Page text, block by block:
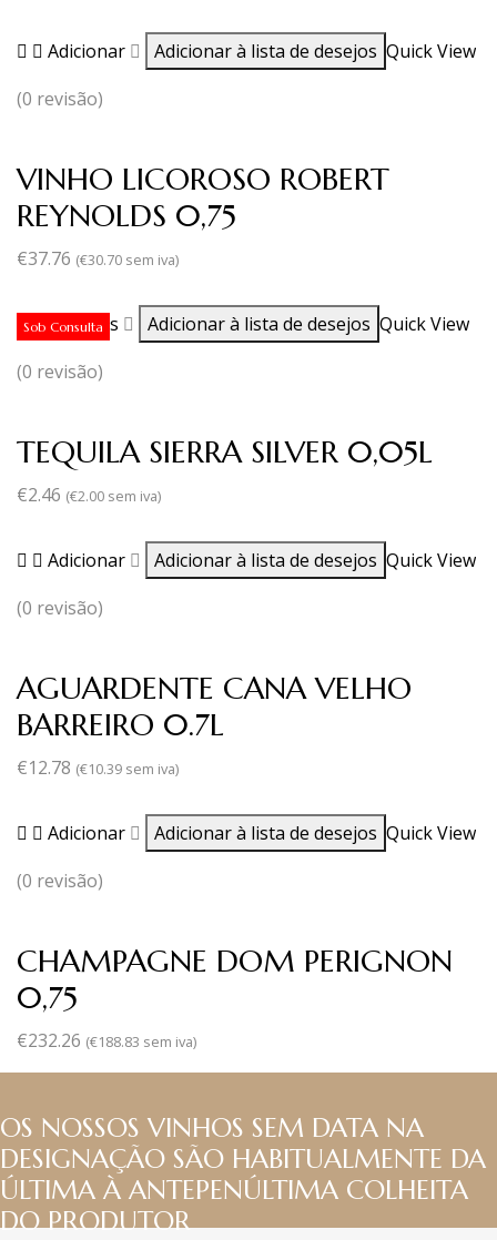
Adicionar Adicionar à lista de desejos Quick View
(0 revisão)
VINHO LICOROSO ROBERT
REYNOLDS 0,75
€37.76 (€30.70 sem iva)
Sob Consulta
Ler mais Adicionar à lista de desejos Quick View
(0 revisão)
TEQUILA SIERRA SILVER 0,05L
€2.46 (€2.00 sem iva)
Adicionar Adicionar à lista de desejos Quick View
(0 revisão)
AGUARDENTE CANA VELHO
BARREIRO 0.7L
€12.78 (€10.39 sem iva)
Adicionar Adicionar à lista de desejos Quick View
(0 revisão)
CHAMPAGNE DOM PERIGNON
0,75
€232.26 (€188.83 sem iva)
OS NOSSOS VINHOS SEM DATA NA
DESIGNAÇÃO SÃO HABITUALMENTE DA
ÚLTIMA À ANTEPENÚLTIMA COLHEITA
DO PRODUTOR